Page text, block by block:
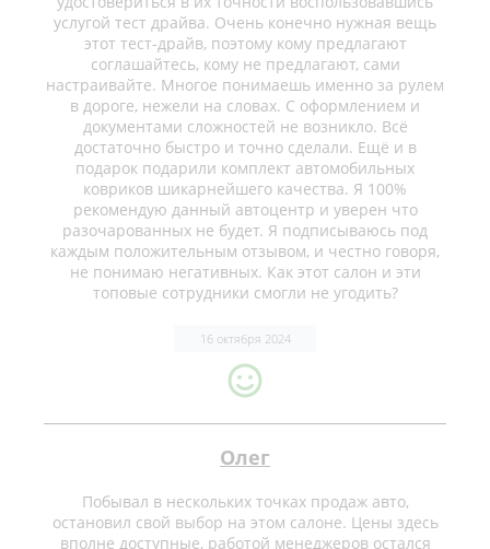
услугой тест драйва. Очень конечно нужная вещь
этот тест-драйв, поэтому кому предлагают
соглашайтесь, кому не предлагают, сами
настраивайте. Многое понимаешь именно за рулем
в дороге, нежели на словах. С оформлением и
документами сложностей не возникло. Всё
достаточно быстро и точно сделали. Ещё и в
подарок подарили комплект автомобильных
ковриков шикарнейшего качества. Я 100%
рекомендую данный автоцентр и уверен что
разочарованных не будет. Я подписываюсь под
каждым положительным отзывом, и честно говоря,
не понимаю негативных. Как этот салон и эти
топовые сотрудники смогли не угодить?
16 октября 2024
Олег
Побывал в нескольких точках продаж авто,
остановил свой выбор на этом салоне. Цены здесь
вполне доступные, работой менеджеров остался